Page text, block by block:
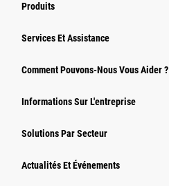
Produits
Services Et Assistance
Comment Pouvons-Nous Vous Aider ?
Informations Sur L'entreprise
Solutions Par Secteur
Actualités Et Événements